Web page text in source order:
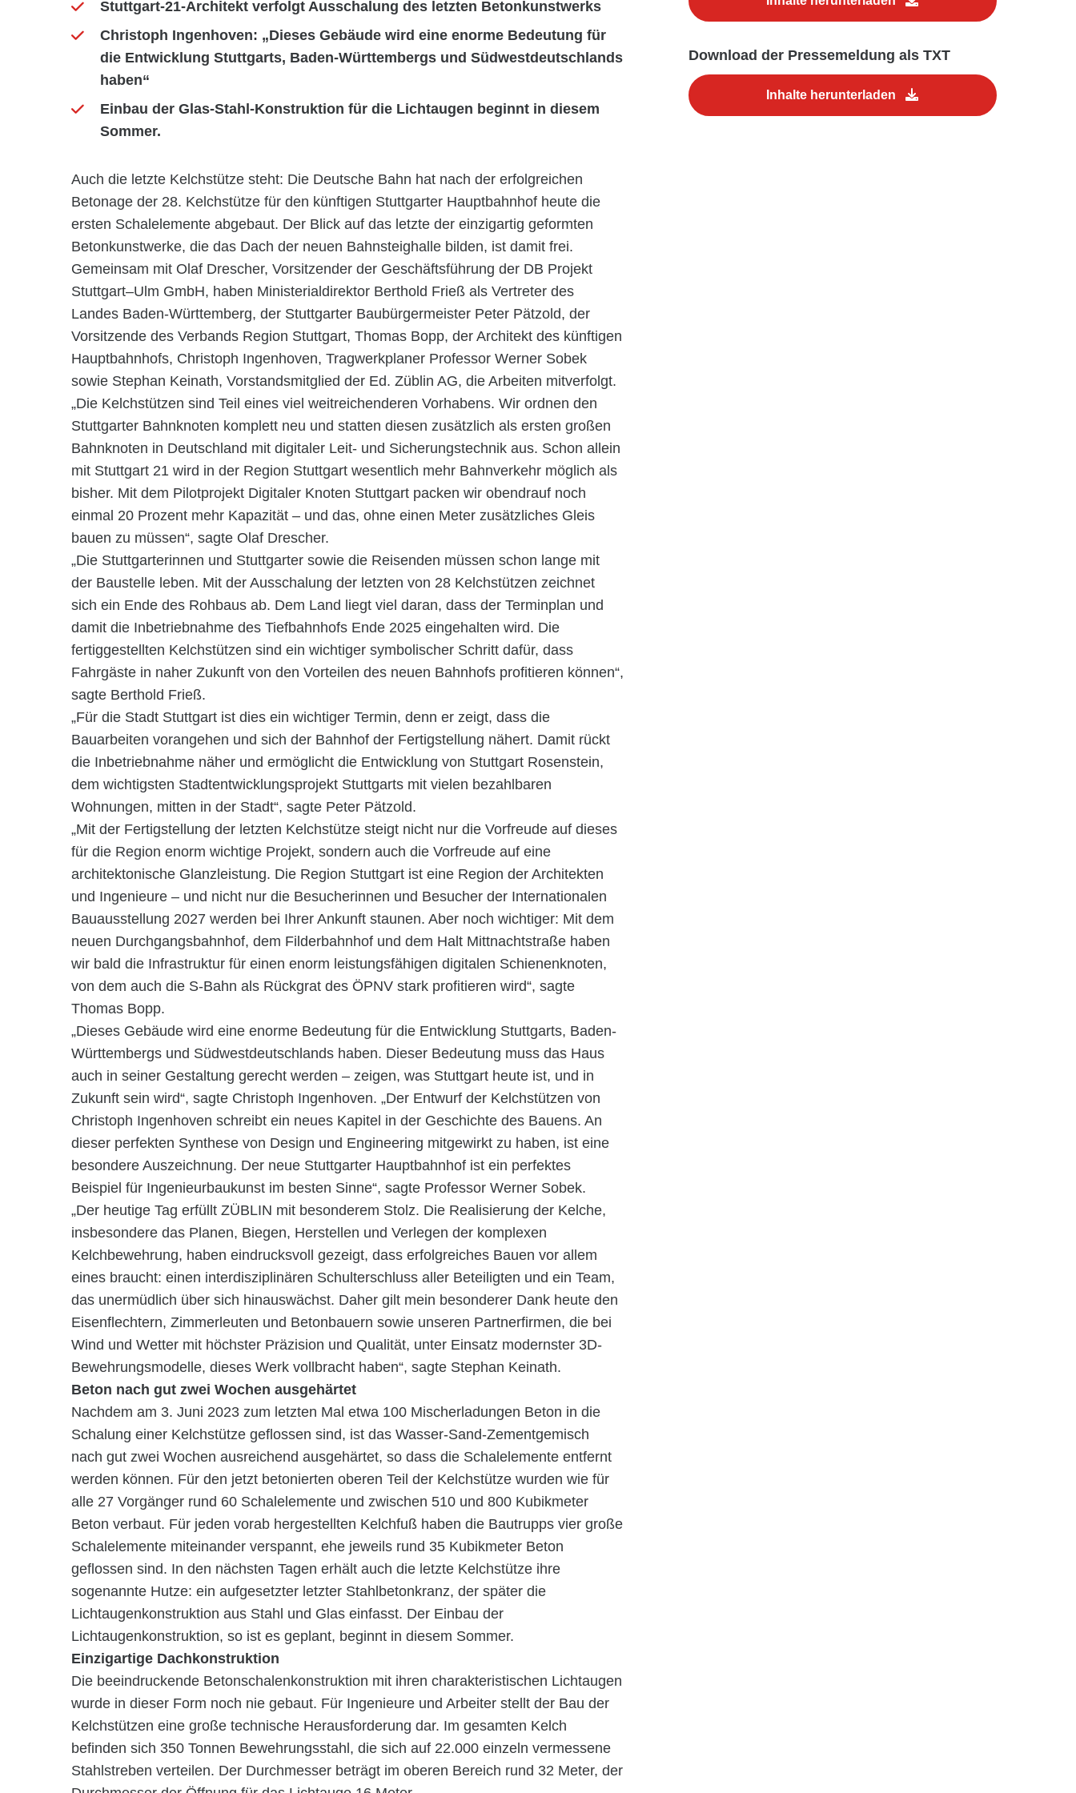
Stuttgart-21-Architekt verfolgt Ausschalung des letzten Betonkunstwerks
Christoph Ingenhoven: „Dieses Gebäude wird eine enorme Bedeutung für
die Entwicklung Stuttgarts, Baden-Württembergs und Südwestdeutschlands
haben“
Einbau der Glas-Stahl-Konstruktion für die Lichtaugen beginnt in diesem
Sommer.
Auch die letzte Kelchstütze steht: Die Deutsche Bahn hat nach der erfolgreichen
Betonage der 28. Kelchstütze für den künftigen Stuttgarter Hauptbahnhof heute die
ersten Schalelemente abgebaut. Der Blick auf das letzte der einzigartig geformten
Betonkunstwerke, die das Dach der neuen Bahnsteighalle bilden, ist damit frei.
Gemeinsam mit Olaf Drescher, Vorsitzender der Geschäftsführung der DB Projekt
Stuttgart–Ulm GmbH, haben Ministerialdirektor Berthold Frieß als Vertreter des
Landes Baden-Württemberg, der Stuttgarter Baubürgermeister Peter Pätzold, der
Vorsitzende des Verbands Region Stuttgart, Thomas Bopp, der Architekt des künftigen
Hauptbahnhofs, Christoph Ingenhoven, Tragwerkplaner Professor Werner Sobek
sowie Stephan Keinath, Vorstandsmitglied der Ed. Züblin AG, die Arbeiten mitverfolgt.
„Die Kelchstützen sind Teil eines viel weitreichenderen Vorhabens. Wir ordnen den
Stuttgarter Bahnknoten komplett neu und statten diesen zusätzlich als ersten großen
Bahnknoten in Deutschland mit digitaler Leit- und Sicherungstechnik aus. Schon allein
mit Stuttgart 21 wird in der Region Stuttgart wesentlich mehr Bahnverkehr möglich als
bisher. Mit dem Pilotprojekt Digitaler Knoten Stuttgart packen wir obendrauf noch
einmal 20 Prozent mehr Kapazität – und das, ohne einen Meter zusätzliches Gleis
bauen zu müssen“, sagte Olaf Drescher.
„Die Stuttgarterinnen und Stuttgarter sowie die Reisenden müssen schon lange mit
der Baustelle leben. Mit der Ausschalung der letzten von 28 Kelchstützen zeichnet
sich ein Ende des Rohbaus ab. Dem Land liegt viel daran, dass der Terminplan und
damit die Inbetriebnahme des Tiefbahnhofs Ende 2025 eingehalten wird. Die
fertiggestellten Kelchstützen sind ein wichtiger symbolischer Schritt dafür, dass
Fahrgäste in naher Zukunft von den Vorteilen des neuen Bahnhofs profitieren können“,
sagte Berthold Frieß.
„Für die Stadt Stuttgart ist dies ein wichtiger Termin, denn er zeigt, dass die
Bauarbeiten vorangehen und sich der Bahnhof der Fertigstellung nähert. Damit rückt
die Inbetriebnahme näher und ermöglicht die Entwicklung von Stuttgart Rosenstein,
dem wichtigsten Stadtentwicklungsprojekt Stuttgarts mit vielen bezahlbaren
Wohnungen, mitten in der Stadt“, sagte Peter Pätzold.
„Mit der Fertigstellung der letzten Kelchstütze steigt nicht nur die Vorfreude auf dieses
für die Region enorm wichtige Projekt, sondern auch die Vorfreude auf eine
architektonische Glanzleistung. Die Region Stuttgart ist eine Region der Architekten
und Ingenieure – und nicht nur die Besucherinnen und Besucher der Internationalen
Bauausstellung 2027 werden bei Ihrer Ankunft staunen. Aber noch wichtiger: Mit dem
neuen Durchgangsbahnhof, dem Filderbahnhof und dem Halt Mittnachtstraße haben
wir bald die Infrastruktur für einen enorm leistungsfähigen digitalen Schienenknoten,
von dem auch die S-Bahn als Rückgrat des ÖPNV stark profitieren wird“, sagte
Thomas Bopp.
„Dieses Gebäude wird eine enorme Bedeutung für die Entwicklung Stuttgarts, Baden-
Württembergs und Südwestdeutschlands haben. Dieser Bedeutung muss das Haus
auch in seiner Gestaltung gerecht werden – zeigen, was Stuttgart heute ist, und in
Zukunft sein wird“, sagte Christoph Ingenhoven. „Der Entwurf der Kelchstützen von
Christoph Ingenhoven schreibt ein neues Kapitel in der Geschichte des Bauens. An
dieser perfekten Synthese von Design und Engineering mitgewirkt zu haben, ist eine
besondere Auszeichnung. Der neue Stuttgarter Hauptbahnhof ist ein perfektes
Beispiel für Ingenieurbaukunst im besten Sinne“, sagte Professor Werner Sobek.
„Der heutige Tag erfüllt ZÜBLIN mit besonderem Stolz. Die Realisierung der Kelche,
insbesondere das Planen, Biegen, Herstellen und Verlegen der komplexen
Kelchbewehrung, haben eindrucksvoll gezeigt, dass erfolgreiches Bauen vor allem
eines braucht: einen interdisziplinären Schulterschluss aller Beteiligten und ein Team,
das unermüdlich über sich hinauswächst. Daher gilt mein besonderer Dank heute den
Eisenflechtern, Zimmerleuten und Betonbauern sowie unseren Partnerfirmen, die bei
Wind und Wetter mit höchster Präzision und Qualität, unter Einsatz modernster 3D-
Bewehrungsmodelle, dieses Werk vollbracht haben“, sagte Stephan Keinath.
Beton nach gut zwei Wochen ausgehärtet
Nachdem am 3. Juni 2023 zum letzten Mal etwa 100 Mischerladungen Beton in die
Schalung einer Kelchstütze geflossen sind, ist das Wasser-Sand-Zementgemisch
nach gut zwei Wochen ausreichend ausgehärtet, so dass die Schalelemente entfernt
werden können. Für den jetzt betonierten oberen Teil der Kelchstütze wurden wie für
alle 27 Vorgänger rund 60 Schalelemente und zwischen 510 und 800 Kubikmeter
Beton verbaut. Für jeden vorab hergestellten Kelchfuß haben die Bautrupps vier große
Schalelemente miteinander verspannt, ehe jeweils rund 35 Kubikmeter Beton
geflossen sind. In den nächsten Tagen erhält auch die letzte Kelchstütze ihre
sogenannte Hutze: ein aufgesetzter letzter Stahlbetonkranz, der später die
Lichtaugenkonstruktion aus Stahl und Glas einfasst. Der Einbau der
Lichtaugenkonstruktion, so ist es geplant, beginnt in diesem Sommer.
Einzigartige Dachkonstruktion
Die beeindruckende Betonschalenkonstruktion mit ihren charakteristischen Lichtaugen
wurde in dieser Form noch nie gebaut. Für Ingenieure und Arbeiter stellt der Bau der
Kelchstützen eine große technische Herausforderung dar. Im gesamten Kelch
befinden sich 350 Tonnen Bewehrungsstahl, die sich auf 22.000 einzeln vermessene
Stahlstreben verteilen. Der Durchmesser beträgt im oberen Bereich rund 32 Meter, der
Download der Pressemeldung als TXT
Inhalte herunterladen